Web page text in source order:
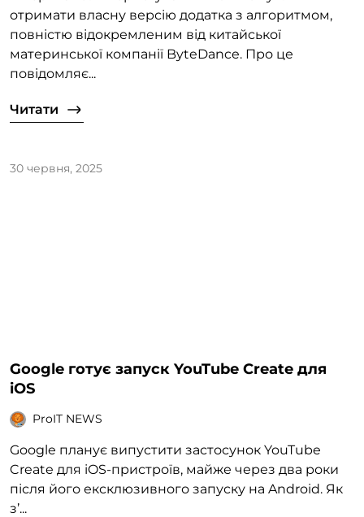
отримати власну версію додатка з алгоритмом,
повністю відокремленим від китайської
материнської компанії ByteDance. Про це
повідомляє...
Читати
30 червня, 2025
Google готує запуск YouTube Create для
iOS
ProIT NEWS
Google планує випустити застосунок YouTube
Create для iOS-пристроїв, майже через два роки
після його ексклюзивного запуску на Android. Як
з’...